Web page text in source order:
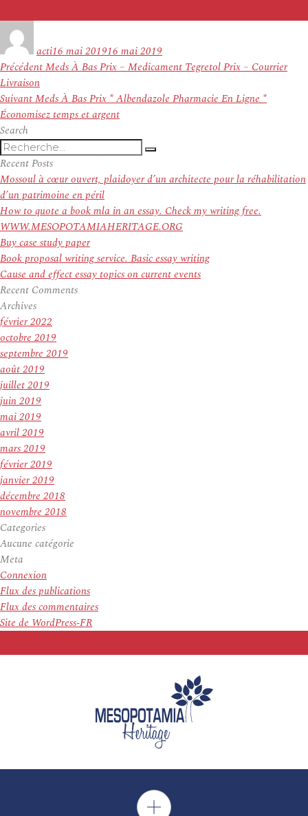
actile
16 mai 201916 mai 2019
Navigation
de
l’article
PrécédentArticle
Meds À Bas Prix – Medicament Tegretol Prix – Courrier
Livraison
SuivantArticle
suivant :
Meds À Bas Prix * Albendazole Pharmacie En Ligne *
Économisez temps et argent
Search
Recherche
pour
:
Recherche
Recent Posts
Mossoul à cœur ouvert, plaidoyer d’un architecte pour la réhabilitation
d’un patrimoine en péril
How to quote a book mla in an essay. Check my writing free.
WWW.MESOPOTAMIAHERITAGE.ORG
Buy case study paper
Book proposal writing service. Basic essay writing
Cause and effect essay topics on current events
Recent Comments
Archives
février 2022
octobre 2019
septembre 2019
août 2019
juillet 2019
juin 2019
mai 2019
avril 2019
mars 2019
février 2019
janvier 2019
décembre 2018
novembre 2018
Categories
Aucune catégorie
Meta
Connexion
Flux des publications
Flux des commentaires
Site de WordPress-FR